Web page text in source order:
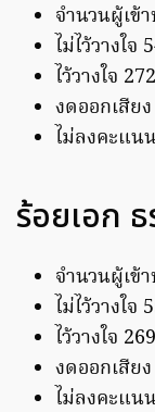
จำนวนผู้เข้
ไม่ไว้วางใจ
ไว้วางใจ 272
งดออกเสีย
ไม่ลงคะแน
ร้อยเอก
จำนวนผู้เข้
ไม่ไว้วางใจ
ไว้วางใจ 269
งดออกเสีย
ไม่ลงคะแน